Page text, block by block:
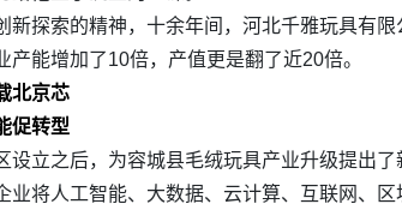
新探索的精神，十余年间，河北千雅玩具有
产能增加了10倍，产值更是翻了近20倍。
北京芯
促转型
设立之后，为容城县毛绒玩具产业升级提出
业将人工智能、大数据、云计算、互联网、